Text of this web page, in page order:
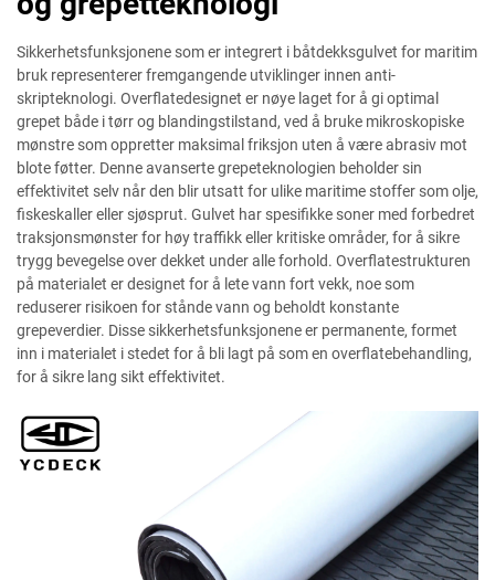
Sikkerhetsfunksjonene som er integrert i båtdekksgulvet for maritim
bruk representerer fremgangende utviklinger innen anti-
skripteknologi. Overflatedesignet er nøye laget for å gi optimal
grepet både i tørr og blandingstilstand, ved å bruke mikroskopiske
mønstre som oppretter maksimal friksjon uten å være abrasiv mot
blote føtter. Denne avanserte grepeteknologien beholder sin
effektivitet selv når den blir utsatt for ulike maritime stoffer som olje,
fiskeskaller eller sjøsprut. Gulvet har spesifikke soner med forbedret
traksjonsmønster for høy traffikk eller kritiske områder, for å sikre
trygg bevegelse over dekket under alle forhold. Overflatestrukturen
på materialet er designet for å lete vann fort vekk, noe som
reduserer risikoen for stånde vann og beholdt konstante
grepeverdier. Disse sikkerhetsfunksjonene er permanente, formet
inn i materialet i stedet for å bli lagt på som en overflatebehandling,
for å sikre lang sikt effektivitet.